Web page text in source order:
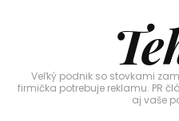
Veľký podnik so stovkami
firmička potrebuje reklamu. PR
aj vaše